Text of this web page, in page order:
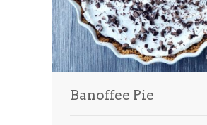
Banoffee Pie